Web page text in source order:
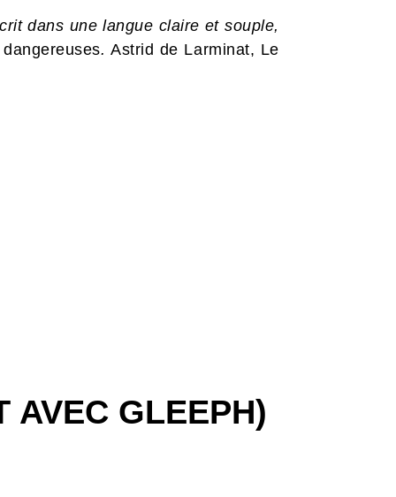
dans une langue claire et souple,
. Astrid de Larminat, Le
AVEC GLEEPH)